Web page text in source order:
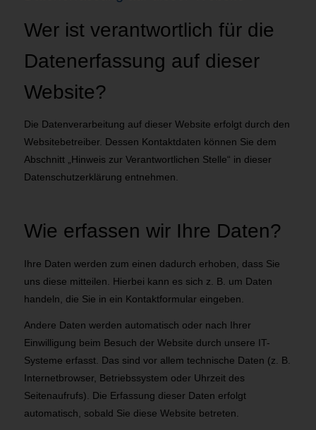
Wer ist verantwortlich für die
Datenerfassung auf dieser
Website?
Die Datenverarbeitung auf dieser Website erfolgt durch den
Websitebetreiber. Dessen Kontaktdaten können Sie dem
Abschnitt „Hinweis zur Verantwortlichen Stelle“ in dieser
Datenschutzerklärung entnehmen.
Wie erfassen wir Ihre Daten?
Ihre Daten werden zum einen dadurch erhoben, dass Sie
uns diese mitteilen. Hierbei kann es sich z. B. um Daten
handeln, die Sie in ein Kontaktformular eingeben.
Andere Daten werden automatisch oder nach Ihrer
Einwilligung beim Besuch der Website durch unsere IT-
Systeme erfasst. Das sind vor allem technische Daten (z. B.
Internetbrowser, Betriebssystem oder Uhrzeit des
Seitenaufrufs). Die Erfassung dieser Daten erfolgt
automatisch, sobald Sie diese Website betreten.